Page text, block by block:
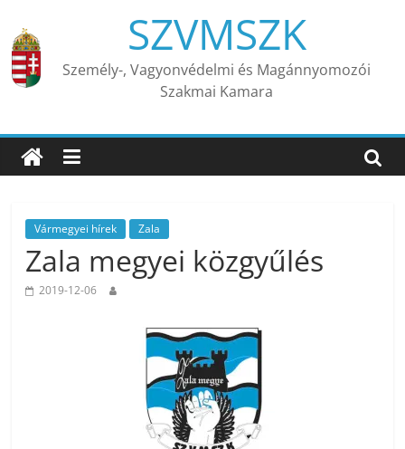
content
SZVMSZK
Személy-, Vagyonvédelmi és Magánnyomozói
Szakmai Kamara
Vármegyei hírek Zala
Zala megyei közgyűlés
2019-12-06